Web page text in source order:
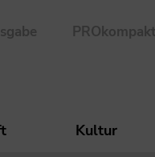
PROkompakt
Kultur